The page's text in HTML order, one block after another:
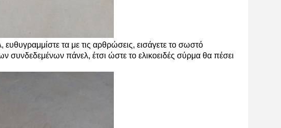
τα με τις αρθρώσεις, εισάγετε το σωστό
συνδεδεμένων πάνελ, έτσι ώστε το ελικοειδές σύρμα θα πέσει